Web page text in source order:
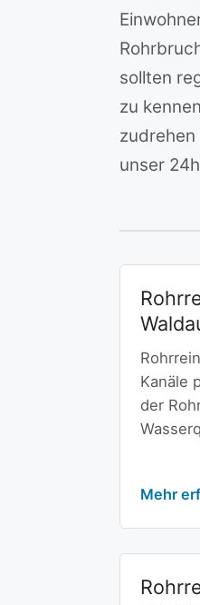
sollten
zu
unser
Kanäle
der
Mehr